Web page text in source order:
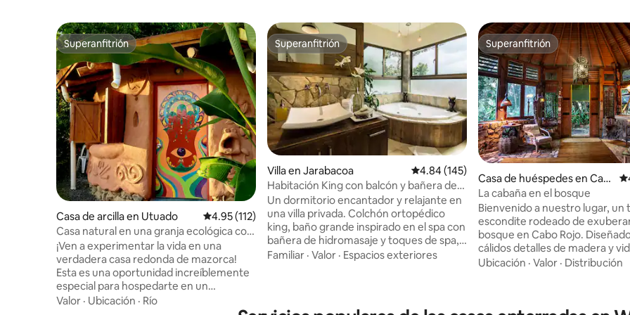
Superanfitrión
Superanfitrión
Casa de arcilla en Utuado Calificación promedio: 4.95 de 5; 112 evaluaciones
4.95 (112)
Casa natural en una granja ecológica con
río
¡Ven a experimentar la vida en una
verdadera casa redonda de mazorca!
Esta es una oportunidad increíblemente
especial para hospedarte en un
alojamiento único, esculpido a mano con
Valor · Ubicación · Río
Superanfitrión
Superanfitrión
Villa en Jarabacoa Calificación promedio: 4.84 de 5; 145
4.84 (145)
Habitación King con balcón y bañera de
hidromasaje (se pueden añadir
habitaciones)
Un dormitorio encantador y relajante en
una villa privada. Colchón ortopédico
king, baño grande inspirado en el spa con
bañera de hidromasaje y toques de spa,
TV con Netflix, wifi, aire acondicionado
planta abierta, abastecidas con todas las
Familiar · Valor · Espacios exteriores
Superanfitrión
Superanfitrión
Casa de huéspedes en Cab
o Rojo
La cabaña en el bosque
Bienvenido a nuestro lugar, un
escondite rodeado de
bosque en Cabo Rojo.
cálidos detalles de madera y
libre, este espacio te invita a
Ubicación · Valor · Distribución